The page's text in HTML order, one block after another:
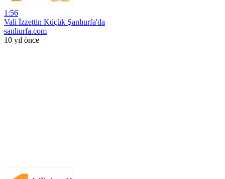
1:56
Vali İzzettin Küçük Şanlıurfa'da
sanliurfa.com
10 yıl önce